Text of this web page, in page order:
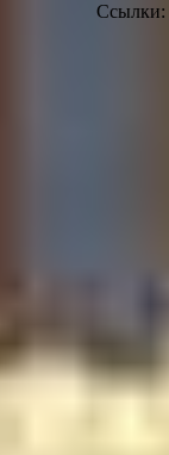
Ссылки: